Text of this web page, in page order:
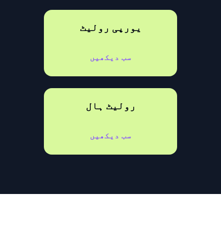
یورپی رولیٹ
سب دیکھیں
رولیٹ ہال
سب دیکھیں